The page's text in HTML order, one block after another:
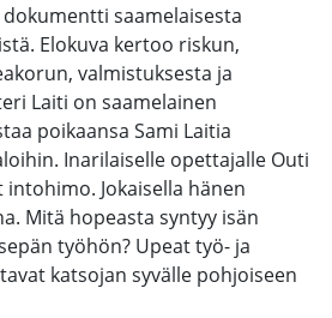
saamelaisesta
Elokuva kertoo riskun,
valmistuksesta ja
Laiti on saamelainen
poikaansa Sami Laitia
Inarilaiselle opettajalle Outi
Jokaisella hänen
Mitä hopeasta syntyy isän
työhön? Upeat työ- ja
katsojan syvälle pohjoiseen